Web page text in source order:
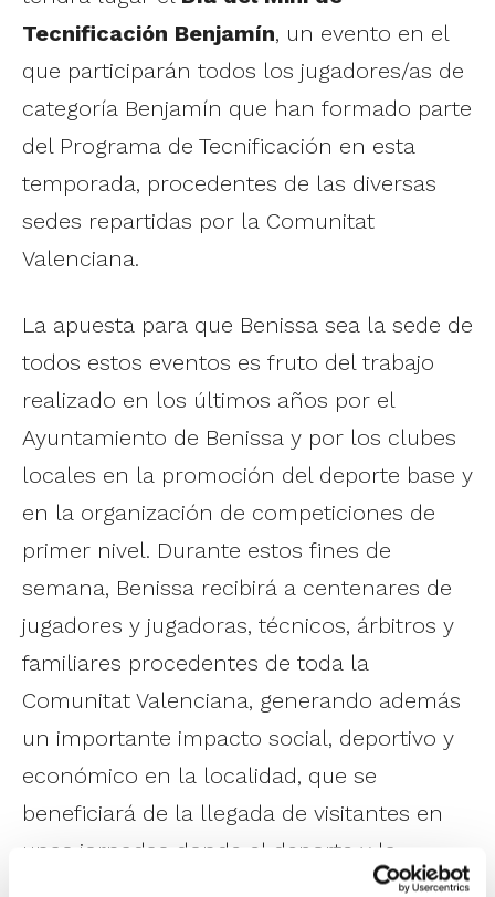
Tecnificación Benjamín, un evento en el
que participarán todos los jugadores/as de
categoría Benjamín que han formado parte
del Programa de Tecnificación en esta
temporada, procedentes de las diversas
sedes repartidas por la Comunitat
Valenciana.
La apuesta para que Benissa sea la sede de
todos estos eventos es fruto del trabajo
realizado en los últimos años por el
Ayuntamiento de Benissa y por los clubes
locales en la promoción del deporte base y
en la organización de competiciones de
primer nivel. Durante estos fines de
semana, Benissa recibirá a centenares de
jugadores y jugadoras, técnicos, árbitros y
familiares procedentes de toda la
Comunitat Valenciana, generando además
un importante impacto social, deportivo y
económico en la localidad, que se
beneficiará de la llegada de visitantes en
unas jornadas donde el deporte y la